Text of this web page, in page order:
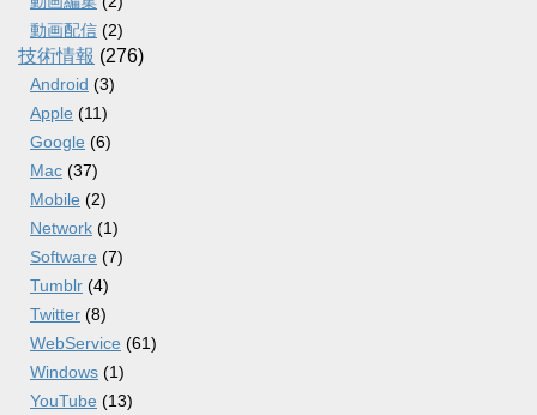
動画配信 (2)
技術情報 (276)
Android (3)
Apple (11)
Google (6)
Mac (37)
Mobile (2)
Network (1)
Software (7)
Tumblr (4)
Twitter (8)
WebService (61)
Windows (1)
YouTube (13)